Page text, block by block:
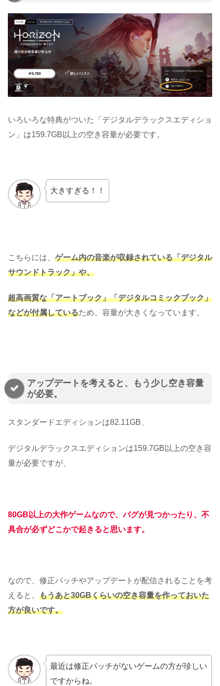
いろいろな特典がついた「デジタルデラックスエディショ
ン」は159.7GB以上の空き容量が必要です。
大きすぎる！！
こちらには、 ゲーム内の音楽が収録されている「デジタル
サウンドトラック」や、
超高画質な「アートブック」「デジタルコミックブック」
などが付属しているため、容量が大きくなっています。
アップデートを考えると、もう少し空き容量
が必要。
スタンダードエディションは82.11GB、
デジタルデラックスエディションは159.7GB以上の空き容
量が必要ですが、
80GB以上の大作ゲームなので、バグが見つかったり、不
具合が必ずどこかで起きると思います。
なので、修正パッチやアップデートが配信されることを考
えると、 もうあと30GBくらいの空き容量を作っておいた
方が良いです。
最近は修正パッチがないゲームの方が珍しい
ですからね。